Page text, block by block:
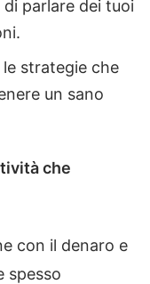
parlare dei tuoi
strategie che
un sano
che
con il denaro e
spesso